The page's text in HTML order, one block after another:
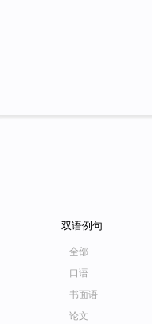
双语例句
全部
口语
书面语
论文